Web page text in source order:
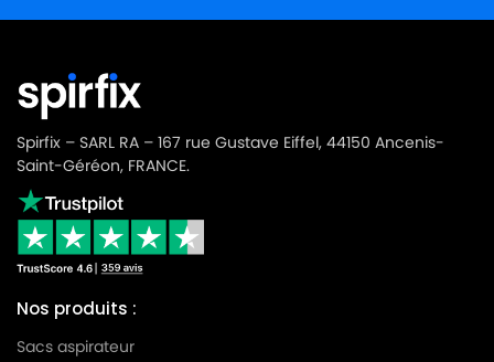
GOLDSTAR
LG-
GOLDSTAR
GOLDSTAR
LG-
GOLDSTAR
LG-GOLDSTAR TURBO 3400
LG-
GOLDSTAR
Spirfix – SARL RA – 167 rue Gustave Eiffel, 44150 Ancenis-
Saint-Géréon, FRANCE.
Nos produits :
Sacs aspirateur